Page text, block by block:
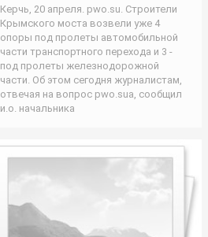
Керчь, 20 апреля. pwo.su. Строители
Крымского моста возвели уже 4
опоры под пролеты автомобильной
части транспортного перехода и 3 -
под пролеты железнодорожной
части. Об этом сегодня журналистам,
отвечая на вопрос pwo.suа, сообщил
и.о. начальника